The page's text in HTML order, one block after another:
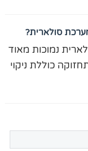
סולארית?
נמוכות מאוד
התחזוקה כוללת ניקוי